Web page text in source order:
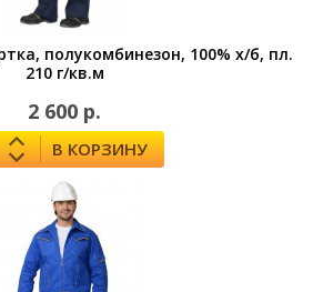
полукомбинезон, 100% х/б, пл.
210 г/кв.м
2 600 р.
В КОРЗИНУ